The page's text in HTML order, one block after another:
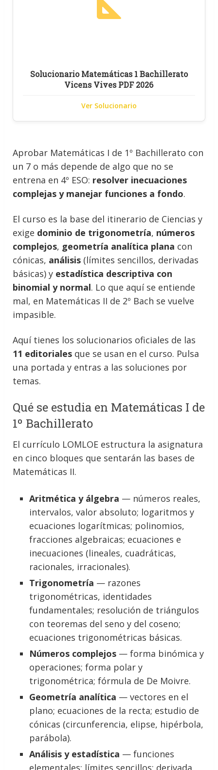
Solucionario Matemáticas 1 Bachillerato
Vicens Vives PDF 2026
Ver Solucionario
Aprobar Matemáticas I de 1º Bachillerato con
un 7 o más depende de algo que no se
entrena en 4º ESO: resolver inecuaciones
complejas y manejar funciones a fondo.
El curso es la base del itinerario de Ciencias y
exige dominio de trigonometría, números
complejos, geometría analítica plana con
cónicas, análisis (límites sencillos, derivadas
básicas) y estadística descriptiva con
binomial y normal. Lo que aquí se entiende
mal, en Matemáticas II de 2º Bach se vuelve
impasible.
Aquí tienes los solucionarios oficiales de las
11 editoriales que se usan en el curso. Pulsa
una portada y entras a las soluciones por
temas.
Qué se estudia en Matemáticas I de
1º Bachillerato
El currículo LOMLOE estructura la asignatura
en cinco bloques que sentarán las bases de
Matemáticas II.
Aritmética y álgebra — números reales,
intervalos, valor absoluto; logaritmos y
ecuaciones logarítmicas; polinomios,
fracciones algebraicas; ecuaciones e
inecuaciones (lineales, cuadráticas,
racionales, irracionales).
Trigonometría — razones
trigonométricas, identidades
fundamentales; resolución de triángulos
con teoremas del seno y del coseno;
ecuaciones trigonométricas básicas.
Números complejos — forma binómica y
operaciones; forma polar y
trigonométrica; fórmula de De Moivre.
Geometría analítica — vectores en el
plano; ecuaciones de la recta; estudio de
cónicas (circunferencia, elipse, hipérbola,
parábola).
Análisis y estadística — funciones
elementales; límites sencillos; derivada